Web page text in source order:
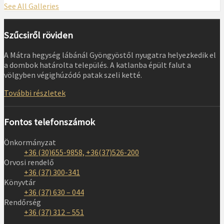
See All Galleries
Szűcsiről röviden
A Mátra hegység lábánál Gyöngyöstől nyugatra helyezkedik el
a dombok határolta település. A katlanba épült falut a
völgyben végighúzódó patak szeli ketté.
További részletek
Fontos telefonszámok
Önkormányzat
+36 (30)655-9858, +36(37)526-200
Orvosi rendelő
+36 (37) 300-341
Könyvtár
+36 (37) 630 – 044
Rendőrség
+36 (37) 312 – 551